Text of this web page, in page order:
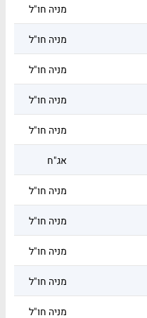
מניה חו"ל
מניה חו"ל
מניה חו"ל
מניה חו"ל
מניה חו"ל
אג"ח
מניה חו"ל
מניה חו"ל
מניה חו"ל
מניה חו"ל
מניה חו"ל